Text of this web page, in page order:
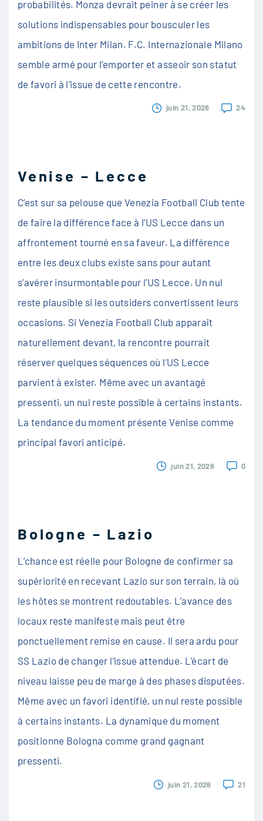
probabilités. Monza devrait peiner à se créer les
solutions indispensables pour bousculer les
ambitions de Inter Milan. F.C. Internazionale Milano
semble armé pour l’emporter et asseoir son statut
de favori à l’issue de cette rencontre.
24
juin 21, 2026
Venise – Lecce
C’est sur sa pelouse que Venezia Football Club tente
de faire la différence face à l’US Lecce dans un
affrontement tourné en sa faveur. La différence
entre les deux clubs existe sans pour autant
s’avérer insurmontable pour l’US Lecce. Un nul
reste plausible si les outsiders convertissent leurs
occasions. Si Venezia Football Club apparaît
naturellement devant, la rencontre pourrait
réserver quelques séquences où l’US Lecce
parvient à exister. Même avec un avantagé
pressenti, un nul reste possible à certains instants.
La tendance du moment présente Venise comme
principal favori anticipé.
0
juin 21, 2026
Bologne – Lazio
L’chance est réelle pour Bologne de confirmer sa
supériorité en recevant Lazio sur son terrain, là où
les hôtes se montrent redoutables. L’avance des
locaux reste manifeste mais peut être
ponctuellement remise en cause. Il sera ardu pour
SS Lazio de changer l’issue attendue. L’écart de
niveau laisse peu de marge à des phases disputées.
Même avec un favori identifié, un nul reste possible
à certains instants. La dynamique du moment
positionne Bologna comme grand gagnant
pressenti.
21
juin 21, 2026